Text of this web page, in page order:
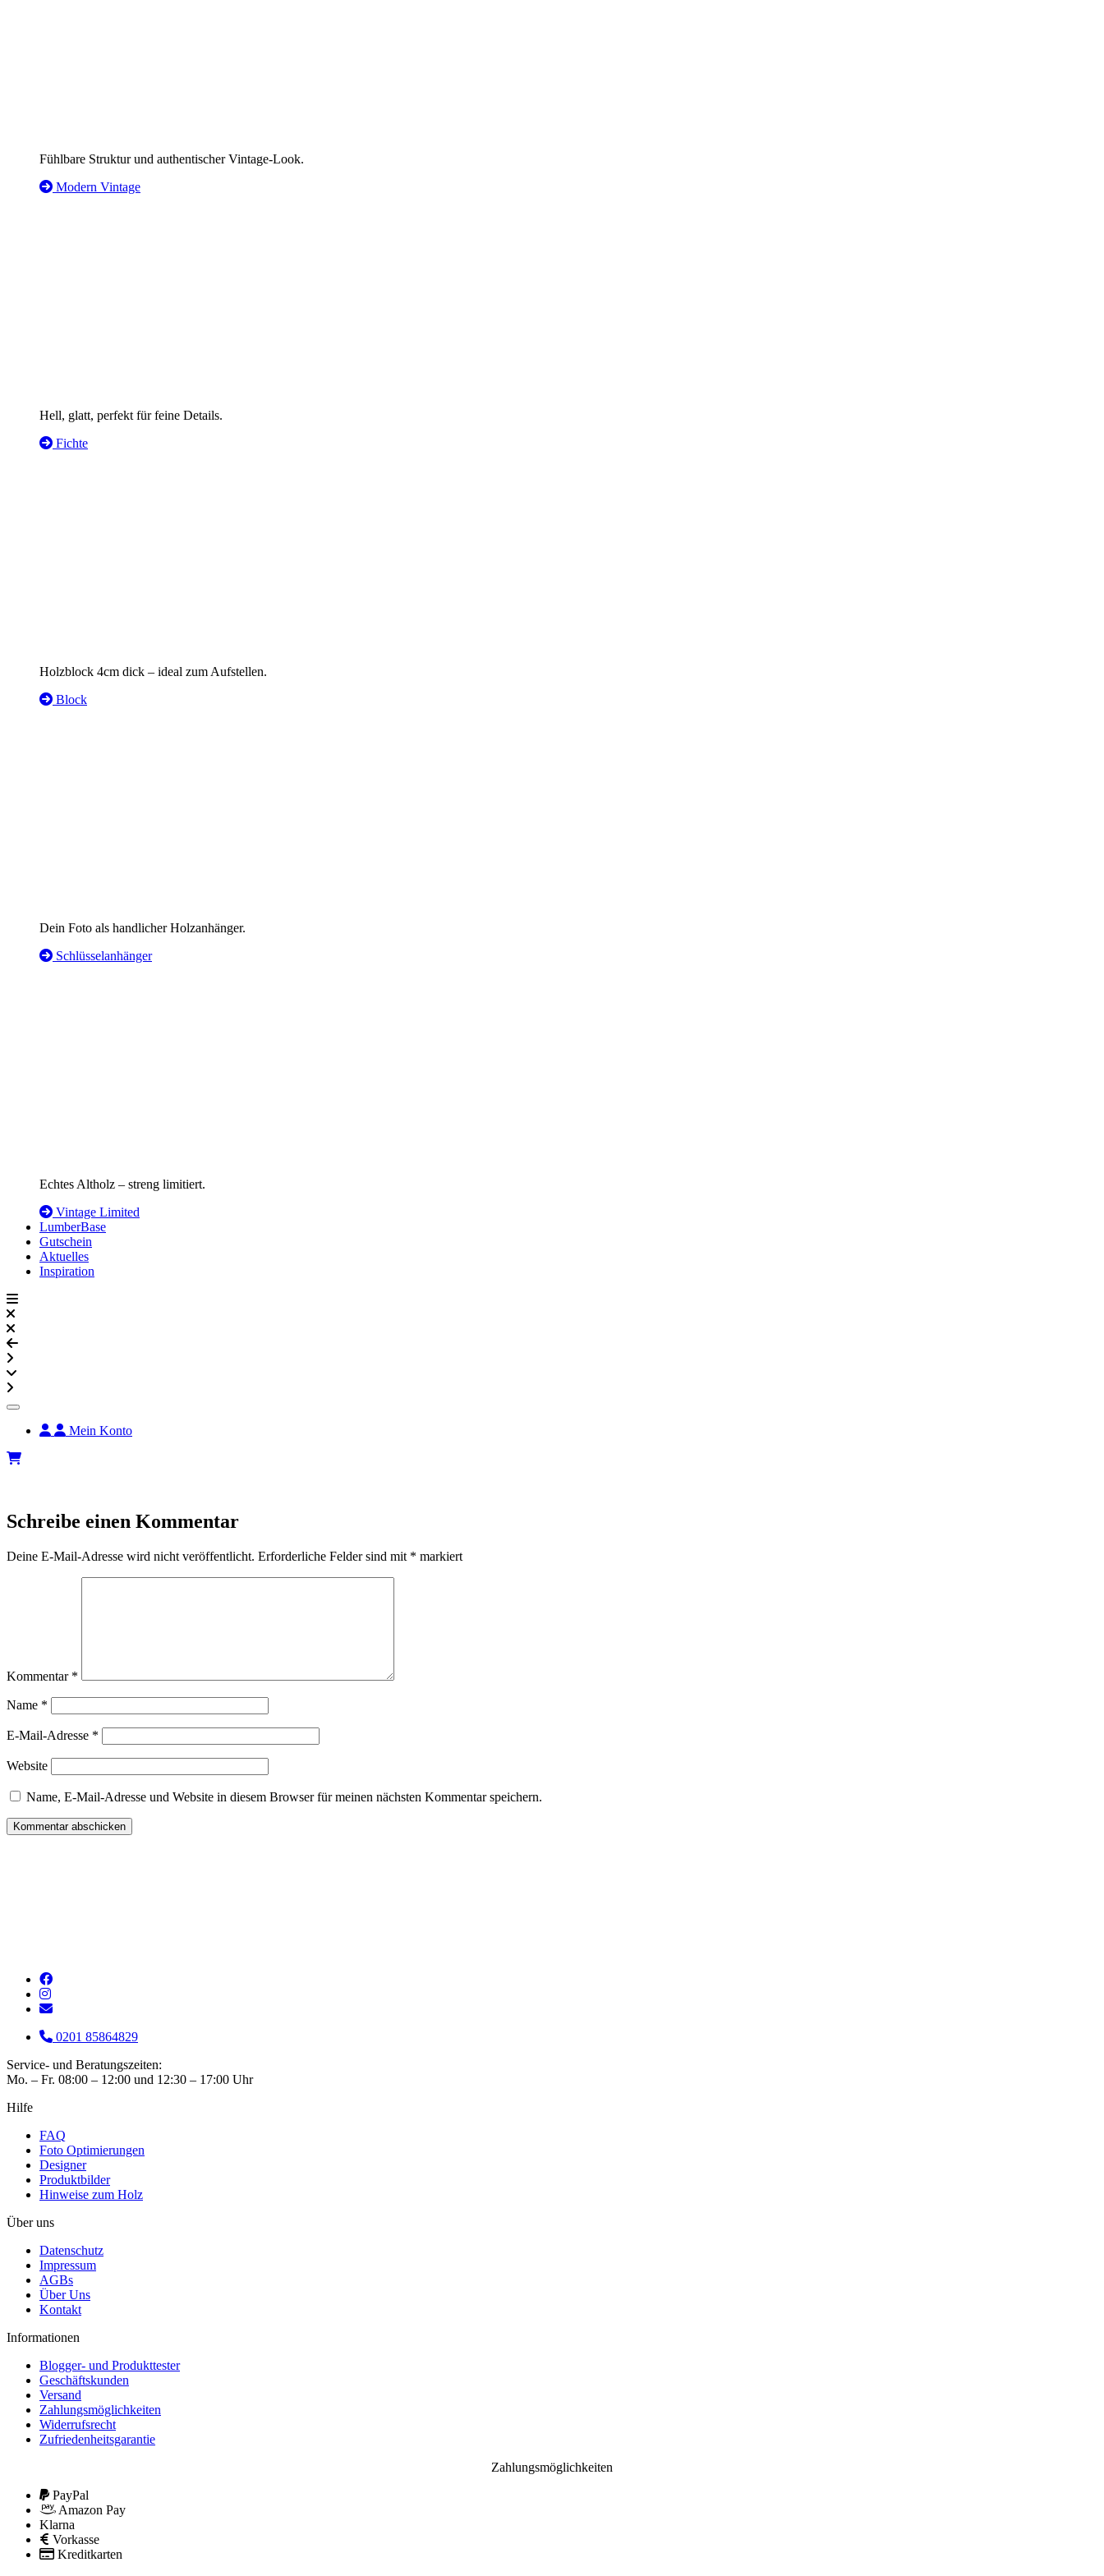
Fühlbare Struktur und authentischer Vintage-Look.
Modern Vintage
Hell, glatt, perfekt für feine Details.
Fichte
Holzblock 4cm dick – ideal zum Aufstellen.
Block
Dein Foto als handlicher Holzanhänger.
Schlüsselanhänger
Echtes Altholz – streng limitiert.
Vintage Limited
LumberBase
Gutschein
Aktuelles
Inspiration
Mein Konto
Schreibe einen Kommentar
Deine E-Mail-Adresse wird nicht veröffentlicht. Erforderliche Felder sind mit * markiert
Kommentar *
Name *
E-Mail-Adresse *
Website
Name, E-Mail-Adresse und Website in diesem Browser für meinen nächsten Kommentar speichern.
0201 85864829
Service- und Beratungszeiten:
Mo. – Fr. 08:00 – 12:00 und 12:30 – 17:00 Uhr
Hilfe
FAQ
Foto Optimierungen
Designer
Produktbilder
Hinweise zum Holz
Über uns
Datenschutz
Impressum
AGBs
Über Uns
Kontakt
Informationen
Blogger- und Produkttester
Geschäftskunden
Versand
Zahlungsmöglichkeiten
Widerrufsrecht
Zufriedenheitsgarantie
Zahlungsmöglichkeiten
PayPal
Amazon Pay
Klarna
Vorkasse
Kreditkarten